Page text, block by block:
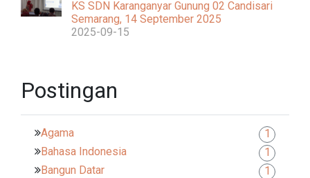
KS SDN Karanganyar Gunung 02 Candisari
Semarang, 14 September 2025
2025-09-15
Postingan
Agama
1
Bahasa Indonesia
1
Bangun Datar
1